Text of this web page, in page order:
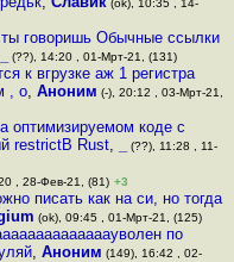
(ok), 10:35 , 14-
говоришь Обычные ссылки
(??), 14:20 , 01-Мрт-21, (131)
к вгрузке аж 1 регистра
, о,Аноним (-), 20:12 , 03-Мрт-21,
оптимизируемом коде с
restrictВ Rust, (??), 11:28 , 11-
, 28-Фев-21, (81) +3
писать как на си, но тогда
(ok), 09:45 , 01-Мрт-21, (125)
по
, Аноним (149), 16:42 , 02-